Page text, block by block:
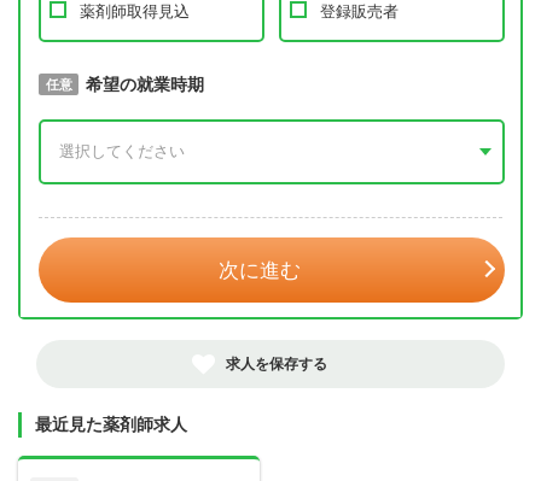
薬剤師取得見込 登録販売者
必須 取得予定年
任意 希望の就業時期
次に進む
求人を保存する
最近見た薬剤師求人